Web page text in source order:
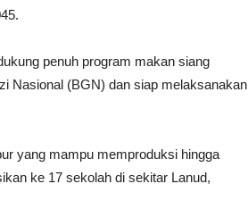
penuh program makan siang
Nasional (BGN) dan siap melaksanakan
yang mampu memproduksi hingga
ke 17 sekolah di sekitar Lanud,